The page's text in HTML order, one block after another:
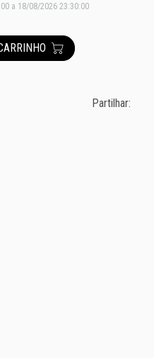
a 18/08/2026 23:30:00
Partilhar: